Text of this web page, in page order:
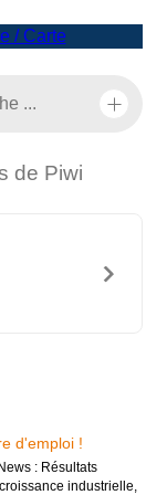
/ Carte
de Piwi
d'emploi !
: Résultats
industrielle,